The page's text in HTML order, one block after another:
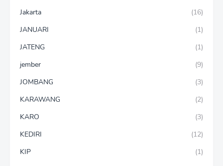
Jakarta
(16)
JANUARI
(1)
JATENG
(1)
jember
(9)
JOMBANG
(3)
KARAWANG
(2)
KARO
(3)
KEDIRI
(12)
KIP
(1)